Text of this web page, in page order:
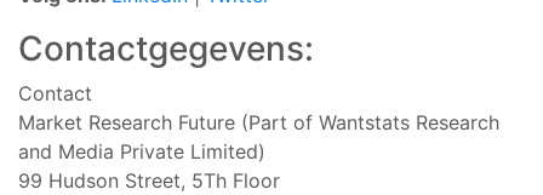
Contactgegevens:
Contact
Market Research Future (Part of Wantstats Research
and Media Private Limited)
99 Hudson Street, 5Th Floor